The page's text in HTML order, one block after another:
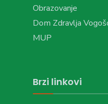
Obrazovanje
Dom Zdravlja
MUP
Brzi linkovi